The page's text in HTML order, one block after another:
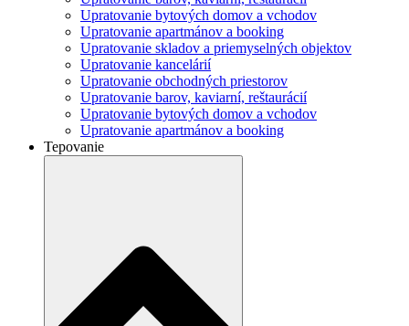
Upratovanie bytových domov a vchodov
Upratovanie apartmánov a booking
Upratovanie skladov a priemyselných objektov
Upratovanie kancelárií
Upratovanie obchodných priestorov
Upratovanie barov, kaviarní, reštaurácií
Upratovanie bytových domov a vchodov
Upratovanie apartmánov a booking
Tepovanie